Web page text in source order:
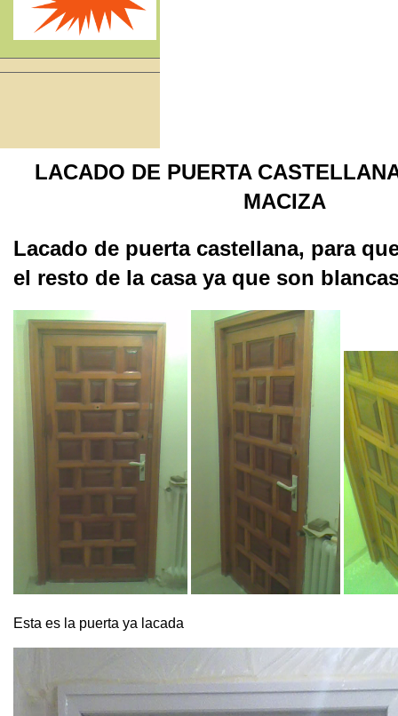
LACADO DE PUERTA
MACIZA
Lacado de puerta castellana, para
el resto de la casa ya que son
Esta es la puerta ya lacada